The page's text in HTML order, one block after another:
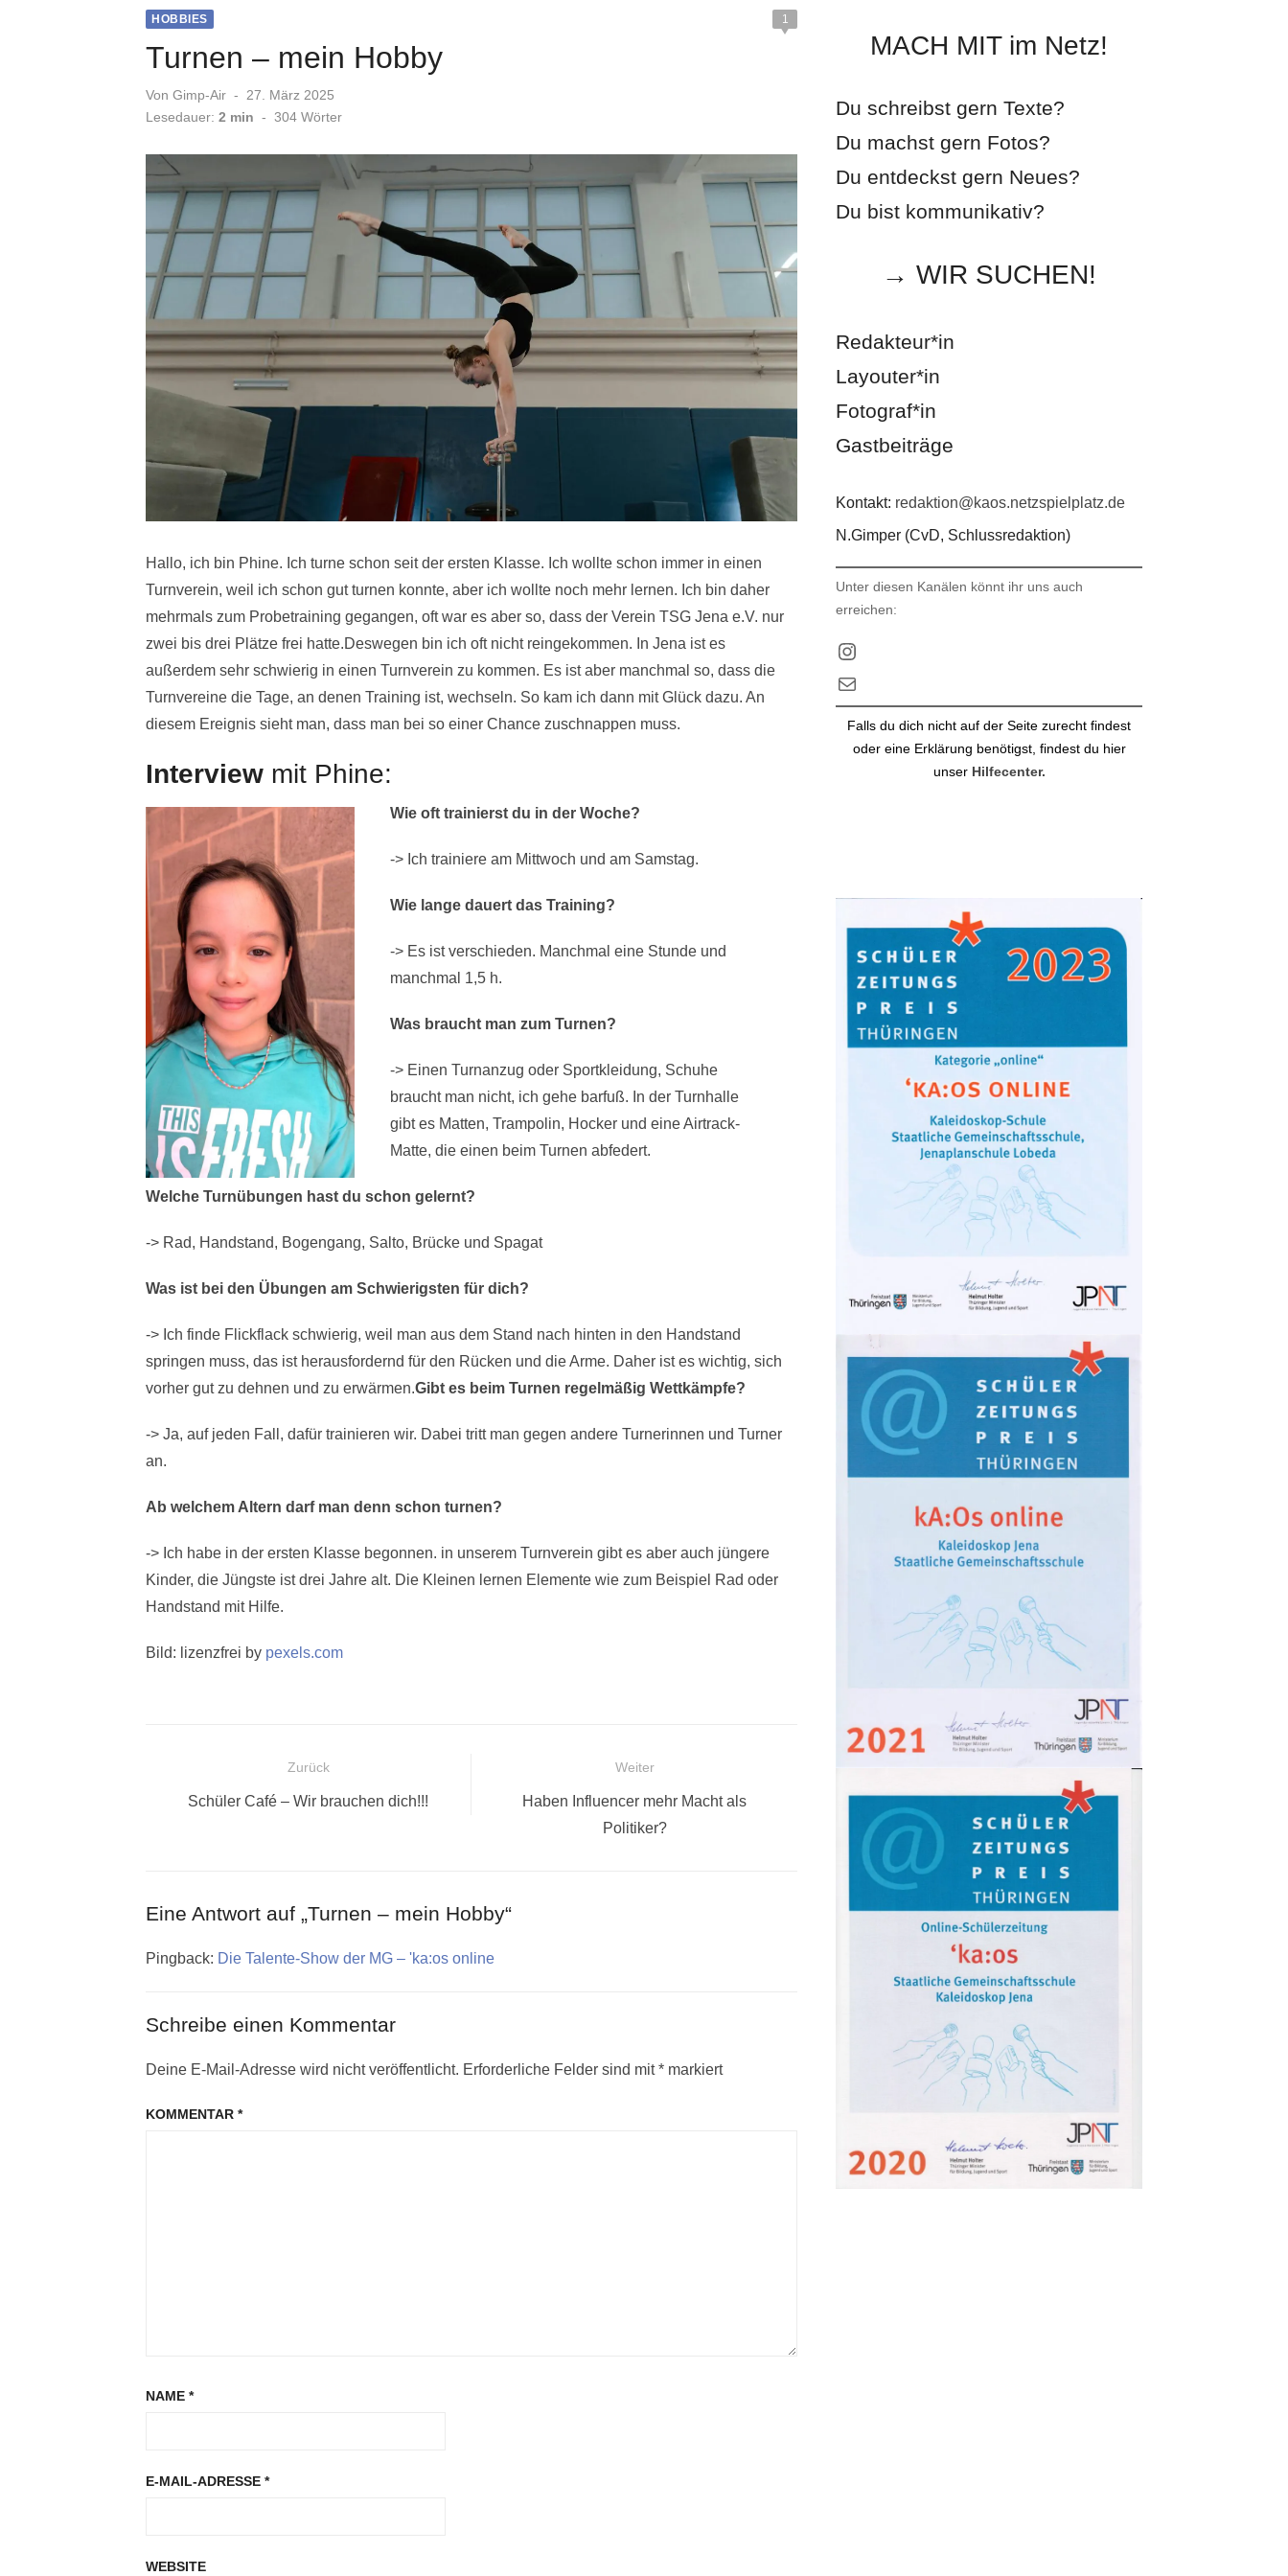
HOBBIES 1
Turnen – mein Hobby
Von Gimp-Air
Veröffentlicht
am
27. März 2025
Lesedauer: 2 min - 304 Wörter
Hallo, ich bin Phine. Ich turne schon seit der ersten Klasse. Ich wollte schon immer in einen
Turnverein, weil ich schon gut turnen konnte, aber ich wollte noch mehr lernen. Ich bin daher
mehrmals zum Probetraining gegangen, oft war es aber so, dass der Verein TSG Jena e.V. nur
zwei bis drei Plätze frei hatte.Deswegen bin ich oft nicht reingekommen. In Jena ist es
außerdem sehr schwierig in einen Turnverein zu kommen. Es ist aber manchmal so, dass die
Turnvereine die Tage, an denen Training ist, wechseln. So kam ich dann mit Glück dazu. An
diesem Ereignis sieht man, dass man bei so einer Chance zuschnappen muss.
Interview mit Phine:
Wie oft trainierst du in der Woche?
-> Ich trainiere am Mittwoch und am Samstag.
Wie lange dauert das Training?
-> Es ist verschieden. Manchmal eine Stunde und
manchmal 1,5 h.
Was braucht man zum Turnen?
-> Einen Turnanzug oder Sportkleidung, Schuhe
braucht man nicht, ich gehe barfuß. In der Turnhalle
gibt es Matten, Trampolin, Hocker und eine Airtrack-
Matte, die einen beim Turnen abfedert.
Welche Turnübungen hast du schon gelernt?
-> Rad, Handstand, Bogengang, Salto, Brücke und Spagat
Was ist bei den Übungen am Schwierigsten für dich?
-> Ich finde Flickflack schwierig, weil man aus dem Stand nach hinten in den Handstand
springen muss, das ist herausfordernd für den Rücken und die Arme. Daher ist es wichtig, sich
vorher gut zu dehnen und zu erwärmen.Gibt es beim Turnen regelmäßig Wettkämpfe?
-> Ja, auf jeden Fall, dafür trainieren wir. Dabei tritt man gegen andere Turnerinnen und Turner
an.
Ab welchem Altern darf man denn schon turnen?
-> Ich habe in der ersten Klasse begonnen. in unserem Turnverein gibt es aber auch jüngere
Kinder, die Jüngste ist drei Jahre alt. Die Kleinen lernen Elemente wie zum Beispiel Rad oder
Handstand mit Hilfe.
Bild: lizenzfrei by pexels.com
Beitragsnavigation
Zurück
Vorheriger
Schüler Café – Wir brauchen dich!!!
Weiter
Nächster
Haben Influencer mehr Macht als
Politiker?
Eine Antwort auf „Turnen – mein Hobby“
Pingback: Die Talente-Show der MG – 'ka:os online
Schreibe einen Kommentar
Deine E-Mail-Adresse wird nicht veröffentlicht. Erforderliche Felder sind mit* markiert
KOMMENTAR *
NAME *
E-MAIL-ADRESSE *
WEBSITE
MACH MIT im Netz!
Du schreibst gern Texte?
Du machst gern Fotos?
Du entdeckst gern Neues?
Du bist kommunikativ?
→ WIR SUCHEN!
Redakteur*in
Layouter*in
Fotograf*in
Gastbeiträge
Kontakt: redaktion@kaos.netzspielplatz.de
N.Gimper (CvD, Schlussredaktion)
Unter diesen Kanälen könnt ihr uns auch
erreichen:
Instagram
E-Mail
Falls du dich nicht auf der Seite zurecht findest
oder eine Erklärung benötigst, findest du hier
unser Hilfecenter.